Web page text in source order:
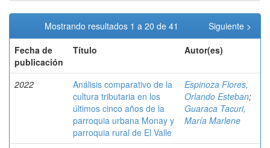
Mostrando resultados 1 a 20 de 41
Siguiente >
Fecha de
publicación
Título Autor(es)
2022
Análisis comparativo de la
cultura tributaria en los
últimos cinco años de la
parroquia urbana Monay y
parroquia rural de El Valle
Espinoza Flores,
Orlando Esteban;
Guaraca Tacuri,
María Marlene